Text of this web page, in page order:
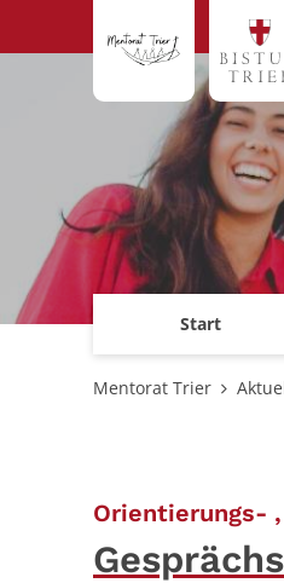
Start
Mentorat Trier
Orientierungs-